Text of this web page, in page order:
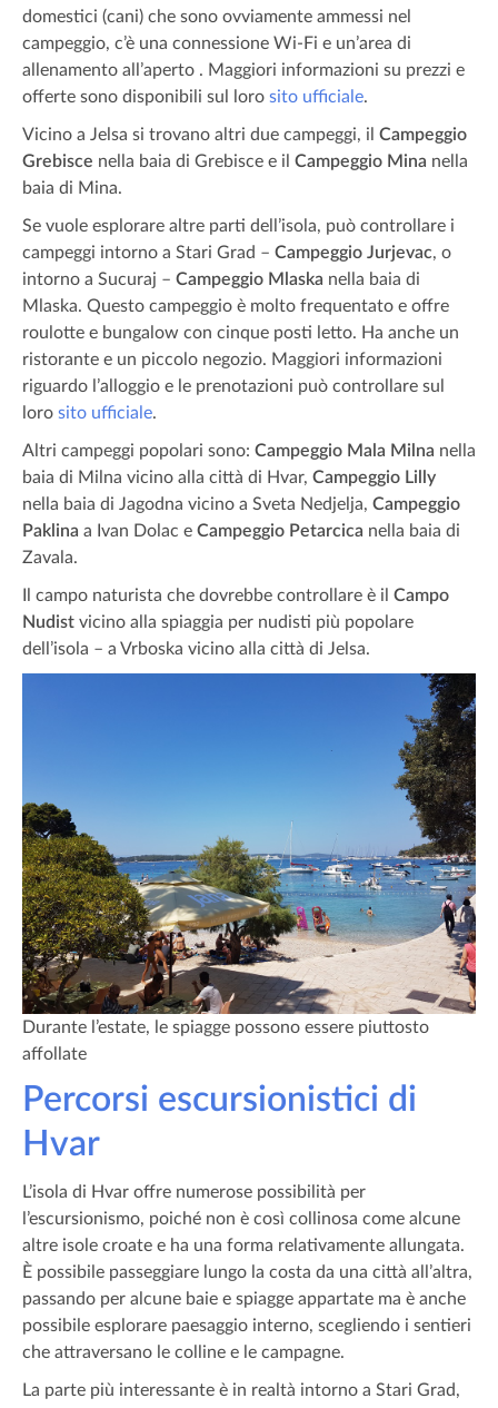
domestici (cani) che sono ovviamente ammessi nel
campeggio, c’è una connessione Wi-Fi e un’area di
allenamento all’aperto . Maggiori informazioni su prezzi e
offerte sono disponibili sul loro sito ufficiale.
Vicino a Jelsa si trovano altri due campeggi, il Campeggio
Grebisce nella baia di Grebisce e il Campeggio Mina nella
baia di Mina.
Se vuole esplorare altre parti dell’isola, può controllare i
campeggi intorno a Stari Grad – Campeggio Jurjevac, o
intorno a Sucuraj – Campeggio Mlaska nella baia di
Mlaska. Questo campeggio è molto frequentato e offre
roulotte e bungalow con cinque posti letto. Ha anche un
ristorante e un piccolo negozio. Maggiori informazioni
riguardo l’alloggio e le prenotazioni può controllare sul
loro sito ufficiale.
Altri campeggi popolari sono: Campeggio Mala Milna nella
baia di Milna vicino alla città di Hvar, Campeggio Lilly
nella baia di Jagodna vicino a Sveta Nedjelja, Campeggio
Paklina a Ivan Dolac e Campeggio Petarcica nella baia di
Zavala.
Il campo naturista che dovrebbe controllare è il Campo
Nudist vicino alla spiaggia per nudisti più popolare
dell’isola – a Vrboska vicino alla città di Jelsa.
Durante l’estate, le spiagge possono essere piuttosto
affollate
Percorsi escursionistici di
Hvar
L’isola di Hvar offre numerose possibilità per
l’escursionismo, poiché non è così collinosa come alcune
altre isole croate e ha una forma relativamente allungata.
È possibile passeggiare lungo la costa da una città all’altra,
passando per alcune baie e spiagge appartate ma è anche
possibile esplorare paesaggio interno, scegliendo i sentieri
che attraversano le colline e le campagne.
La parte più interessante è in realtà intorno a Stari Grad,